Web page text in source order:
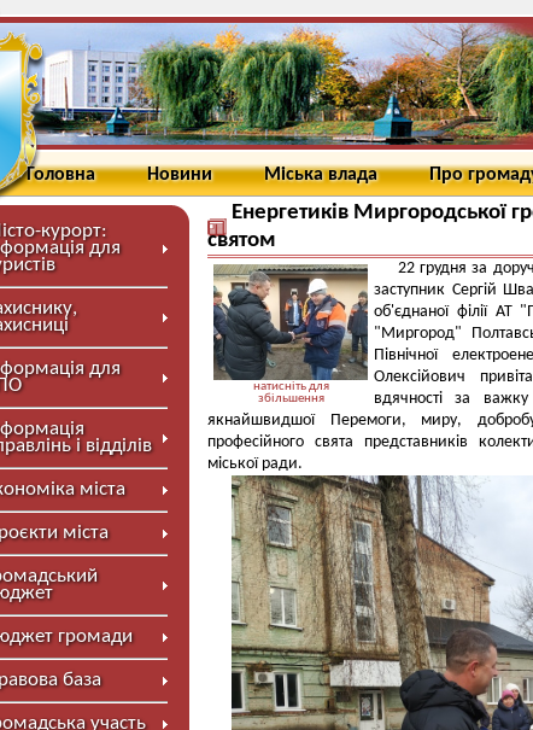
Головна Новини Міська влада Про
курорт:
для
для
і відділів
міста
міста
громади
база
участь
Енергетиків Миргородської
святом
натисніть для
збільшення
22 грудня за
заступник Сергій
об'єднаної філії АТ
"Миргород"
Північної
Олексійович
вдячності за
якнайшвидшої Перемоги, миру,
професійного свята представників
міської ради.